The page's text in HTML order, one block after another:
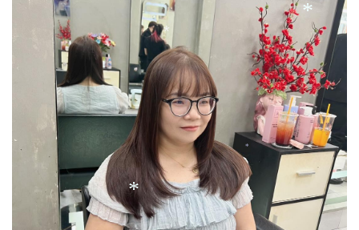
*
*
*
*